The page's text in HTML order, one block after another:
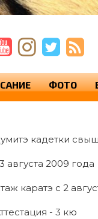
ФОТО
кадетки
августа 2009 года
каратэ с 2
- 3 кю